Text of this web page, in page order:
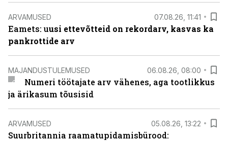
ARVAMUSED 07.08.26, 11:41
Eamets: uusi ettevõtteid on rekordarv, kasvas ka
pankrottide arv
MAJANDUSTULEMUSED 06.08.26, 08:00
Numeri töötajate arv vähenes, aga tootlikkus
ja ärikasum tõusisid
ARVAMUSED 05.08.26, 13:22
Suurbritannia raamatupidamisbürood: